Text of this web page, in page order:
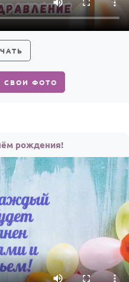
СВОИ ФОТО
рождения!